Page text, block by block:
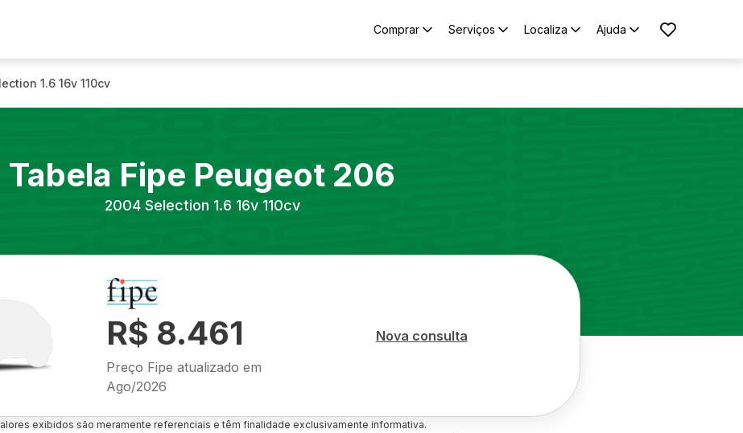
Comprar Serviços Localiza Ajuda
1.6 16v 110cv
Tabela Fipe Peugeot 206
2004 Selection 1.6 16v 110cv
R$ 8.461
Preço Fipe atualizado em
Ago/2026
Nova consulta
exibidos são meramente referenciais e têm finalidade exclusivamente informativa.